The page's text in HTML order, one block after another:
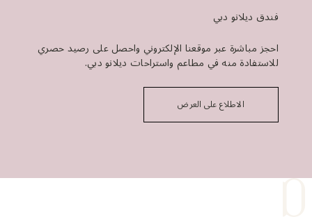
فندق ديلانو دبي
احجز مباشرة عبر موقعنا الإلكتروني واحصل على رصيد حصري
للاستفادة منه في مطاعم واستراحات ديلانو دبي.
الاطلاع على العرض